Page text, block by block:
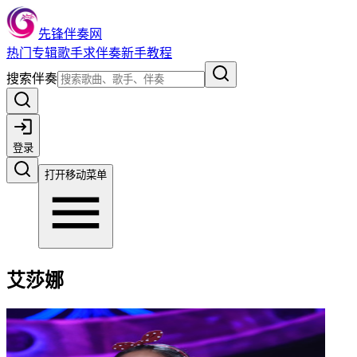
先锋伴奏网
热门 专辑歌手求伴奏新手教程
搜索伴奏
登录
打开移动菜单
艾莎娜